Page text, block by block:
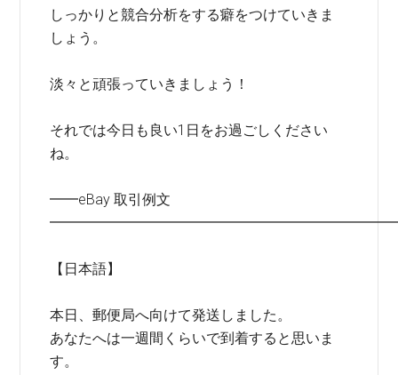
しっかりと競合分析をする癖をつけていきま
しょう。
淡々と頑張っていきましょう！
それでは今日も良い1日をお過ごしください
ね。
━━eBay 取引例文
【日本語】
本日、郵便局へ向けて発送しました。
あなたへは一週間くらいで到着すると思いま
す。